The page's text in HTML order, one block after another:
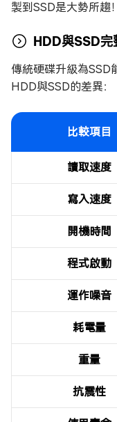
製到SSD是大勢所趨！
HDD與SSD完
傳統硬碟升級為SSD
HDD與SSD的差異：
比較項目
讀取速度
寫入速度
開機時間
程式啟動
運作噪音
耗電量
重量
抗震性